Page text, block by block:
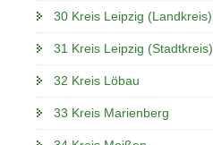
30 Kreis Leipzig (Landkreis)
31 Kreis Leipzig (Stadtkreis)
32 Kreis Löbau
33 Kreis Marienberg